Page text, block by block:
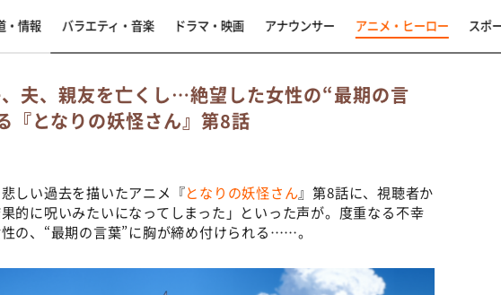
・情報 バラエティ・音楽 ドラマ・映画 アナウンサー アニメ・ヒーロー スポ
夫、親友を亡くし…絶望した女性の“最期の言
『となりの妖怪さん』第8話
しい過去を描いたアニメ『となりの妖怪さん』第8話に、視聴者か
的に呪いみたいになってしまった」といった声が。度重なる不幸
の、“最期の言葉”に胸が締め付けられる……。